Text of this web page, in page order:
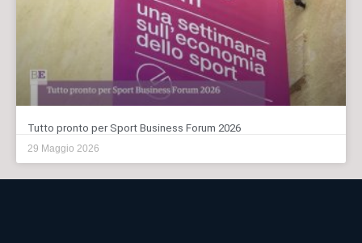
Tutto pronto per Sport Business Forum 2026
29 Maggio 2026